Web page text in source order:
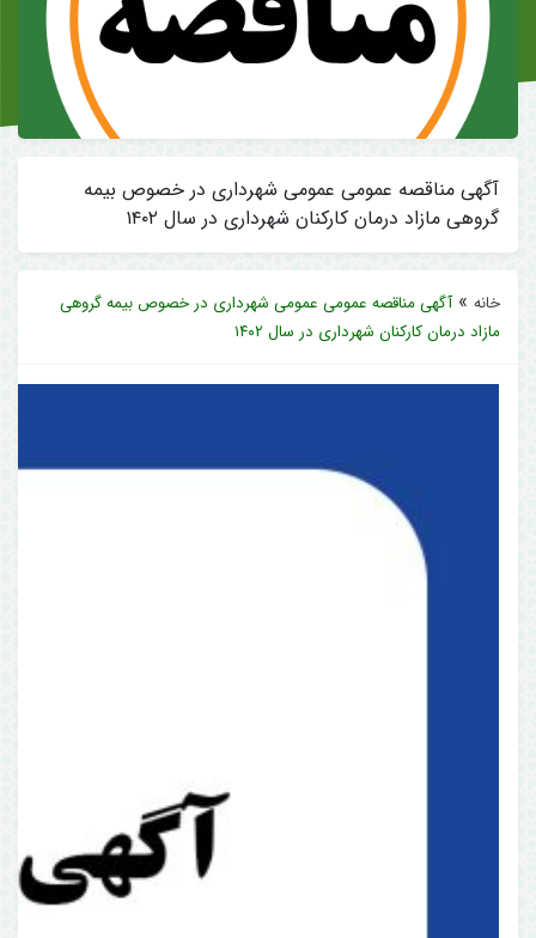
آگهی مناقصه عمومی عمومی شهرداری در خصوص بیمه
گروهی مازاد درمان کارکنان شهرداری در سال ۱۴۰۲
خانه »آگهی مناقصه عمومی عمومی شهرداری در خصوص بیمه گروهی
مازاد درمان کارکنان شهرداری در سال ۱۴۰۲